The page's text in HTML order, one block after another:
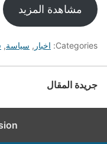
مشاهدة المزيد
Categories: اخبار , سياسة,
جريدة المقال